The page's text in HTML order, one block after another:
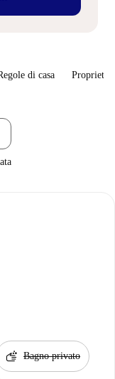
di casa
soap Bagno privato